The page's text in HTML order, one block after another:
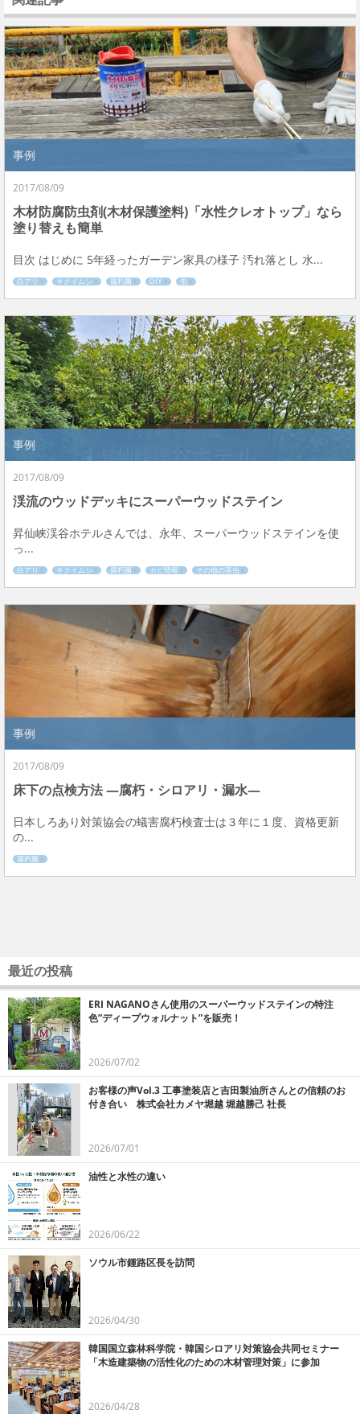
事例
2017/08/09
木材防腐防虫剤(木材保護塗料)「水性クレオトップ」なら
塗り替えも簡単
目次 はじめに 5年経ったガーデン家具の様子 汚れ落とし 水...
白アリ キクイムシ 腐朽菌 DIY 虫
事例
2017/08/09
渓流のウッドデッキにスーパーウッドステイン
昇仙峡渓谷ホテルさんでは、永年、スーパーウッドステインを使
っ...
白アリ キクイムシ 腐朽菌 カビ情報 その他の害虫
事例
2017/08/09
床下の点検方法 ―腐朽・シロアリ・漏水―
日本しろあり対策協会の蟻害腐朽検査士は３年に１度、資格更新
の...
腐朽菌
最近の投稿
ERI NAGANOさん使用のスーパーウッドステインの特注
色”ディープウォルナット”を販売！
2026/07/02
お客様の声Vol.3 工事塗装店と吉田製油所さんとの信頼のお
付き合い 株式会社カメヤ堀越 堀越勝己 社長
2026/07/01
油性と水性の違い
2026/06/22
ソウル市鍾路区長を訪問
2026/04/30
韓国国立森林科学院・韓国シロアリ対策協会共同セミナー
「木造建築物の活性化のための木材管理対策」に参加
2026/04/28